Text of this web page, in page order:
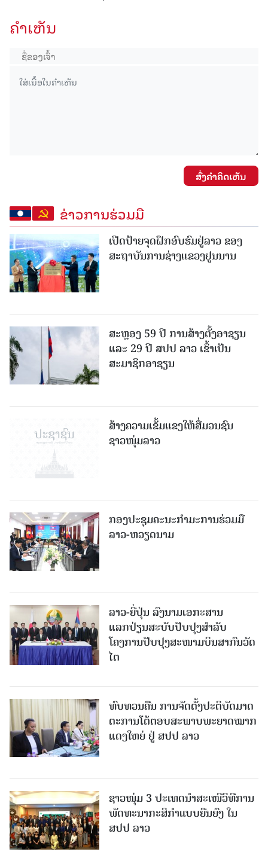
ຄໍາເຫັນ
ສົ່ງຄໍາຄິດເຫັນ
ຂ່າວການຮ່ວມມື
ເປີດປ້າຍຈຸດຝຶກອົບຮົມຢູ່ລາວ ຂອງ
ສະຖາບັນການຊ່າງແຂວງຢູນນານ
ສະຫຼອງ 59 ປີ ການສ້າງຕັ້ງອາຊຽນ
ແລະ 29 ປີ ສປປ ລາວ ເຂົ້າເປັນ
ສະມາຊິກອາຊຽນ
ສ້າງຄວາມເຂັ້ມແຂງໃຫ້ສື່ມວນຊົນ
ຊາວໜຸ່ມລາວ
ກອງປະຊຸມຄະນະກຳມະການຮ່ວມມື
ລາວ-ຫວຽດນາມ
ລາວ-ຍີ່ປຸ່ນ ລົງນາມເອກະສານ
ແລກປ່ຽນສະບັບປັບປຸງສໍາລັບ
ໂຄງການປັບປຸງສະໜາມບິນສາກົນວັດ
ໄຕ
ທົບທວນຄືນ ການຈັດຕັ້ງປະຕິບັດມາດ
ຕະການໂຕ້ຕອບສະພາບພະຍາດໝາກ
ແດງໃຫຍ່ ຢູ່ ສປປ ລາວ
ຊາວໜຸ່ມ 3 ປະເທດນຳສະເໜີວິທີການ
ພັດທະນາກະສິກຳແບບຍືນຍົງ ໃນ
ສປປ ລາວ